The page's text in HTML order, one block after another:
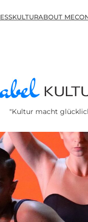
ESSKULTURABOUT ME
"Kultur macht